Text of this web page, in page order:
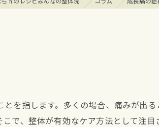
を指します。多くの場合、痛みが出
で、整体が有効なケア方法として注目